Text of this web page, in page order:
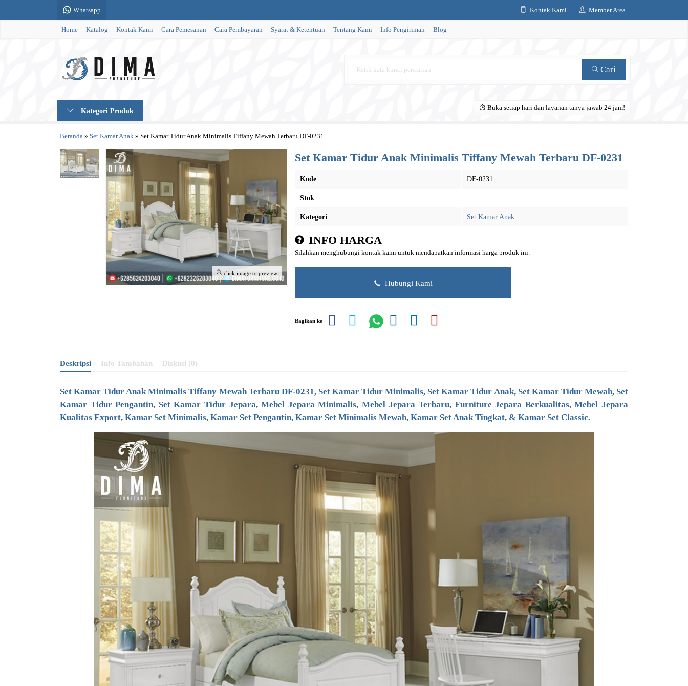
Whatsapp Kontak Kami Member Area
Home Katalog Kontak Kami Cara Pemesanan Cara Pembayaran Syarat & Ketentuan Tentang Kami Info Pengiriman Blog
Cari
Kategori Produk Buka setiap hari dan layanan tanya jawab 24 jam!
Beranda » Set Kamar Anak » Set Kamar Tidur Anak Minimalis Tiffany Mewah Terbaru DF-0231
click image to preview
Set Kamar Tidur Anak Minimalis Tiffany Mewah Terbaru DF-0231
Kode DF-0231
Stok
Kategori Set Kamar Anak
INFO HARGA
Silahkan menghubungi kontak kami untuk mendapatkan informasi harga produk ini.
Hubungi Kami
Bagikan ke
Deskripsi Info Tambahan Diskusi (0)
Set Kamar Tidur Anak Minimalis Tiffany Mewah Terbaru DF-0231, Set Kamar Tidur Minimalis, Set Kamar Tidur Anak, Set Kamar Tidur Mewah, Set
Kamar Tidur Pengantin, Set Kamar Tidur Jepara,Mebel Jepara Minimalis, Mebel Jepara Terbaru, Furniture Jepara Berkualitas, Mebel Jepara
Kualitas Export, Kamar Set Minimalis, Kamar Set Pengantin, Kamar Set Minimalis Mewah, Kamar Set Anak Tingkat, & Kamar Set Classic.